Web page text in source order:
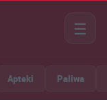
☰
Apteki Paliwa